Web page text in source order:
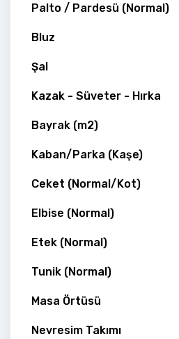
Palto / Pardesü (Normal)
Bluz
Şal
Kazak - Süveter - Hırka
Bayrak (m2)
Kaban/Parka (Kaşe)
Ceket (Normal/Kot)
Elbise (Normal)
Etek (Normal)
Tunik (Normal)
Masa Örtüsü
Nevresim Takımı